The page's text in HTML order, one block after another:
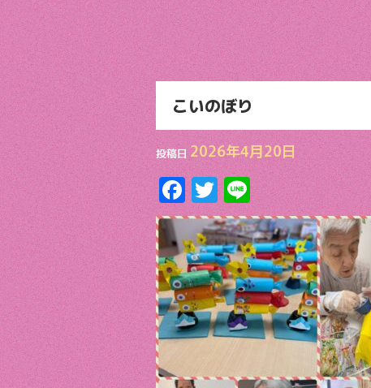
こいのぼり
投稿日 2026年4月20日
F
ac
e
b
o
o
k
T
w
itt
er
Li
n
e